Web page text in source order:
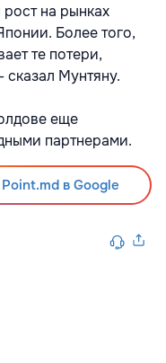
на рынках
Более того,
те потери,
Мунтяну.
еще
партнерами.
в Google